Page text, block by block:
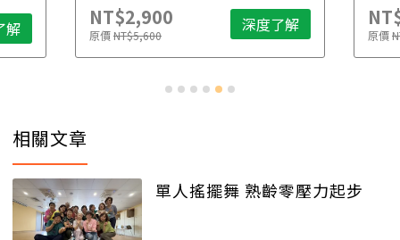
解 NT$2,900
原價NT$5,600 深度了解 原價
相關文章
單人搖擺舞 熟齡零壓力起步